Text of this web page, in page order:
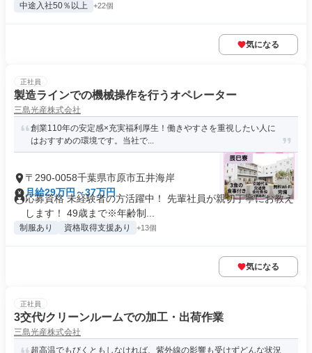
中途入社50％以上 +22個
気になる
正社員
製造ラインでの機械操作を行うオペレーター
三島光産株式会社
創業110年の安定感×充実福利厚生！働きやすさを重視したい人に
はおすすめの環境です。当社で...
〒290-0058千葉県市原市五井海岸
月給29万円～37万円
応募資格 未経験者の方活躍中！ 先輩社員が親切丁寧にお教え
します！ 49歳まで※年齢制...
制服あり 資格取得支援あり +13個
気になる
正社員
3交代/クリーンルームでの加工・出荷作業
三島光産株式会社
超高温でもびくともしなければ、紫外線の影響も受けずどんな状況